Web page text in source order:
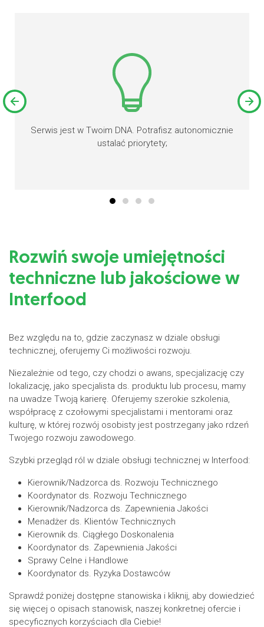
Serwis jest w Twoim DNA. Potrafisz autonomicznie
ustalać priorytety;
Rozwiń swoje umiejętności
techniczne lub jakościowe w
Interfood
Bez względu na to, gdzie zaczynasz w dziale obsługi
technicznej, oferujemy Ci możliwości rozwoju.
Niezależnie od tego, czy chodzi o awans, specjalizację czy
lokalizację, jako specjalista ds. produktu lub procesu, mamy
na uwadze Twoją karierę. Oferujemy szerokie szkolenia,
współpracę z czołowymi specjalistami i mentorami oraz
kulturę, w której rozwój osobisty jest postrzegany jako rdzeń
Twojego rozwoju zawodowego.
Szybki przegląd ról w dziale obsługi technicznej w Interfood:
Kierownik/Nadzorca ds. Rozwoju Technicznego
Koordynator ds. Rozwoju Technicznego
Kierownik/Nadzorca ds. Zapewnienia Jakości
Menadżer ds. Klientów Technicznych
Kierownik ds. Ciągłego Doskonalenia
Koordynator ds. Zapewnienia Jakości
Sprawy Celne i Handlowe
Koordynator ds. Ryzyka Dostawców
Sprawdź poniżej dostępne stanowiska i kliknij, aby dowiedzieć
się więcej o opisach stanowisk, naszej konkretnej ofercie i
specyficznych korzyściach dla Ciebie!